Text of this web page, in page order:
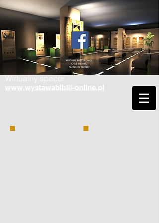
Wirtualny spacer
www.wystawabiblii-online.pl